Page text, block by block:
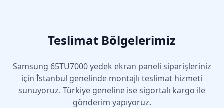
Teslimat Bölgelerimiz
Samsung 65TU7000yedek ekran paneli siparişleriniz
için İstanbul genelinde montajlı teslimat hizmeti
sunuyoruz. Türkiye geneline ise sigortalı kargo ile
gönderim yapıyoruz.